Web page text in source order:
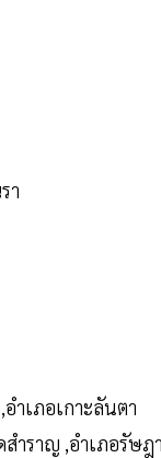
า
ำเภอเกาะลันตา
สำราญ ,อำเภอรัษฎ